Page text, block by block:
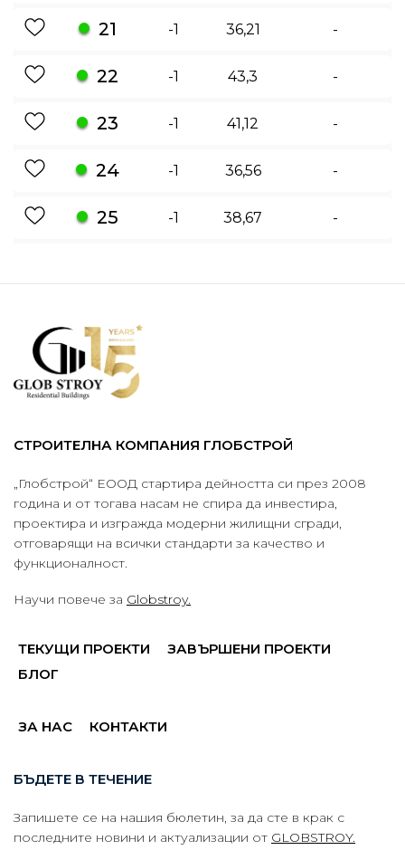
21 -1 36,21 -
22 -1 43,3 -
23 -1 41,12 -
24 -1 36,56 -
25 -1 38,67 -
СТРОИТЕЛНА КОМПАНИЯ ГЛОБСТРОЙ
„Глобстрой“ ЕООД стартира дейността си през 2008
година и от тогава насам не спира да инвестира,
проектира и изгражда модерни жилищни сгради,
отговарящи на всички стандарти за качество и
функционалност.
Научи повече за Globstroy.
ТЕКУЩИ ПРОЕКТИ
ЗАВЪРШЕНИ ПРОЕКТИ
БЛОГ
ЗА НАС КОНТАКТИ
БЪДЕТЕ В ТЕЧЕНИЕ
Запишете се на нашия бюлетин, за да сте в крак с
последните новини и актуализации от GLOBSTROY.